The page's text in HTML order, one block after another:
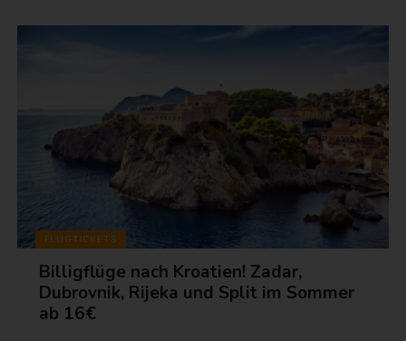
FLUGTICKETS
Billigflüge nach Kroatien! Zadar,
Dubrovnik, Rijeka und Split im Sommer
ab 16€